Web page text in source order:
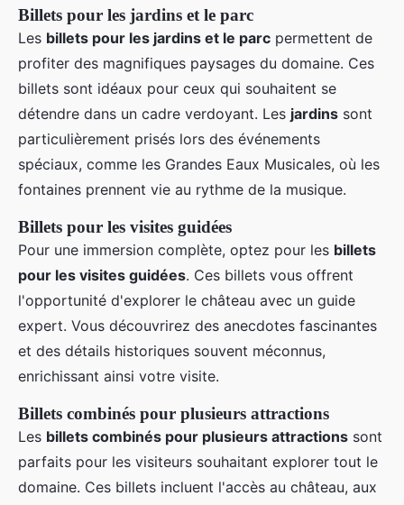
Billets pour les jardins et le parc
Les billets pour les jardins et le parc permettent de
profiter des magnifiques paysages du domaine. Ces
billets sont idéaux pour ceux qui souhaitent se
détendre dans un cadre verdoyant. Les jardins sont
particulièrement prisés lors des événements
spéciaux, comme les Grandes Eaux Musicales, où les
fontaines prennent vie au rythme de la musique.
Billets pour les visites guidées
Pour une immersion complète, optez pour les billets
pour les visites guidées. Ces billets vous offrent
l'opportunité d'explorer le château avec un guide
expert. Vous découvrirez des anecdotes fascinantes
et des détails historiques souvent méconnus,
enrichissant ainsi votre visite.
Billets combinés pour plusieurs attractions
Les billets combinés pour plusieurs attractions sont
parfaits pour les visiteurs souhaitant explorer tout le
domaine. Ces billets incluent l'accès au château, aux